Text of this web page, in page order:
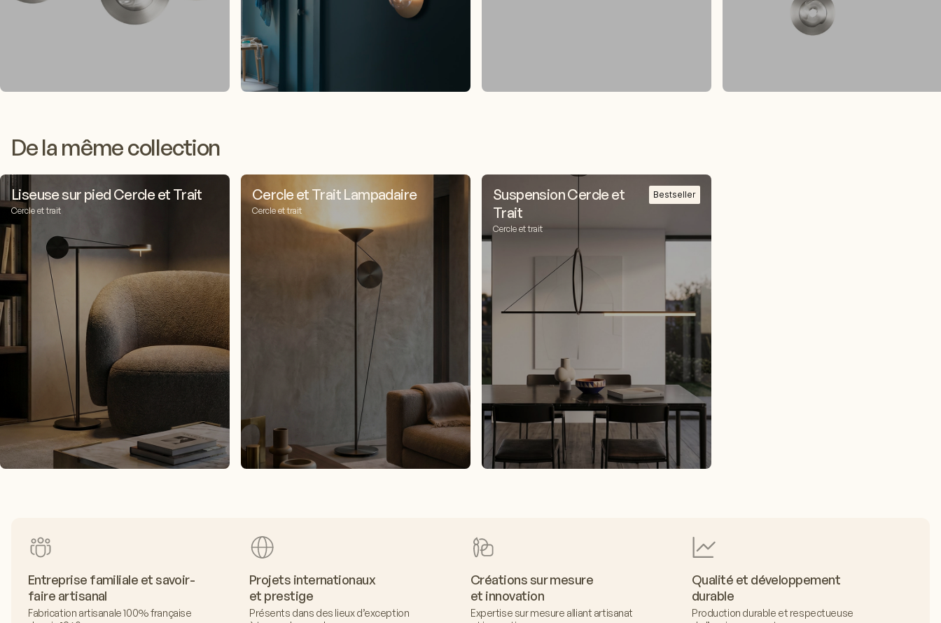
De la même collection
Liseuse sur pied Cercle et Trait
Cercle et trait
Cercle et Trait Lampadaire
Cercle et trait
Suspension Cercle et
Trait
Cercle et trait
Bestseller
Entreprise familiale et savoir-
faire artisanal
Fabrication artisanale 100% française
Projets internationaux
et prestige
Présents dans des lieux d’exception
Créations sur mesure
et innovation
Expertise sur mesure alliant artisanat
Qualité et développement
durable
Production durable et respectueuse